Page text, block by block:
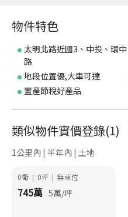
物件特色
太明北路近國3、中投、環中
路
地段位置優,大車可達
置產節稅好產品
類似物件實價登錄(1)
1公里內 | 半年內 | 土地
0衛 | 0坪 | 無車位
745萬 5萬/坪